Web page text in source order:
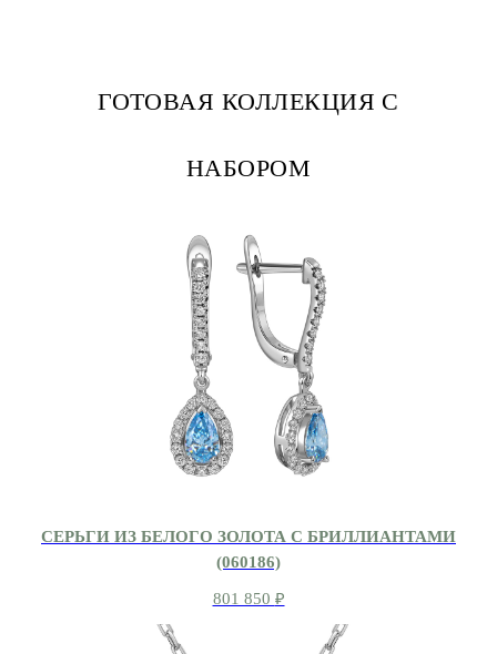
ГОТОВАЯ КОЛЛЕКЦИЯ С
НАБОРОМ
СЕРЬГИ ИЗ БЕЛОГО ЗОЛОТА С БРИЛЛИАНТАМИ
(060186)
801 850 ₽